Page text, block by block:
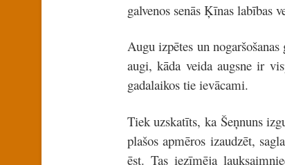
galvenos senās Ķīnas labības
Augu izpētes un
augi, kāda veida augsne ir
gadalaikos tie ievācami.
Tiek uzskatīts, ka Šeņnuns
plašos apmēros izaudzēt,
ēst. Tas iezīmēja